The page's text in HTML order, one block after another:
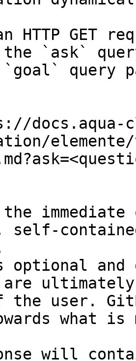
HTTP GET
the `ask`
query
docs.aqua-
self-
and
are
the user.
what
will